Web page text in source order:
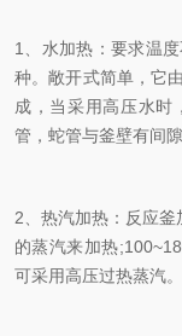
1、水加热：要求温
种。敞开式简单，它
成，当采用高压水时
管，蛇管与釜壁有间
2、热汽加热：反应
的蒸汽来加热
可采用高压过热蒸汽。